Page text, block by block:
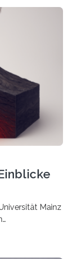
mit
zeigt, dass
haben
in der
verorten und
Mainz
Wo